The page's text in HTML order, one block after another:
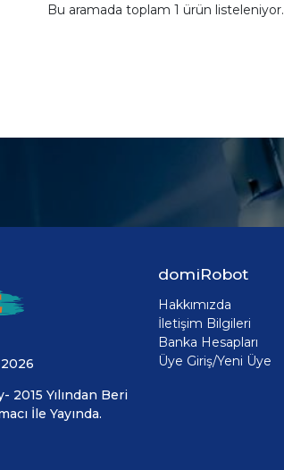
Bu aramada toplam 1 ürün listeleniyor.
Yılından Beri
İle Yayında.
domiRobot
Hakkımızda
İletişim Bilgileri
Banka Hesapları
Üye Giriş/Yeni Üye